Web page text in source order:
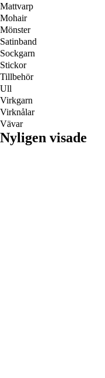
Mattvarp
Mohair
Mönster
Satinband
Sockgarn
Stickor
Tillbehör
Ull
Virkgarn
Virknålar
Vävar
Nyligen visade